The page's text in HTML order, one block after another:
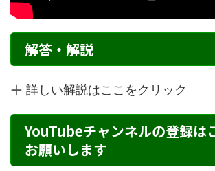
解答・解説
詳しい解説はここをクリック
YouTubeチャンネルの登録は
お願いします